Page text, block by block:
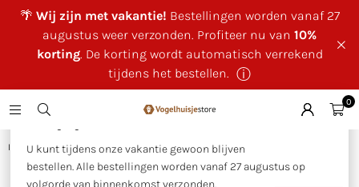
🌴 Wij zijn met vakantie! Bestellingen worden vanaf 27
augustus weer verzonden. Profiteer nu van 10%
korting. De korting wordt automatisch verrekend
tijdens het bestellen. ⓘ
×
U kunt tijdens onze vakantie gewoon blijven
bestellen. Alle bestellingen worden vanaf 27 augustus op
volgorde van binnenkomst verzonden.
0
Huis SingingFriend -Max beige